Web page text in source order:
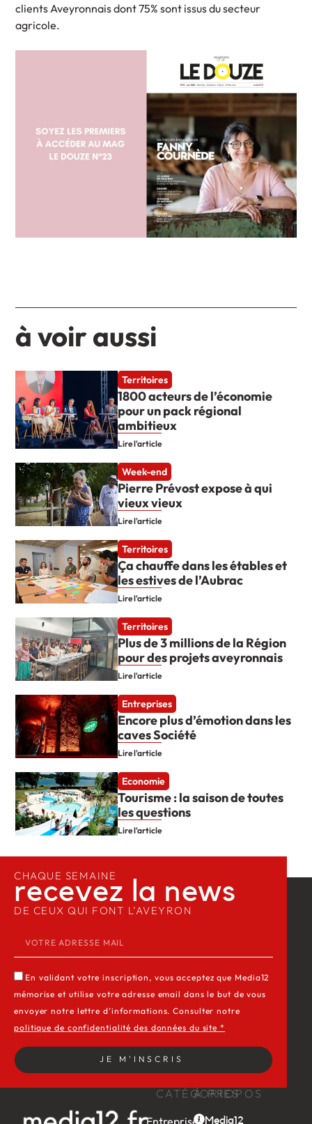
clients Aveyronnais dont 75% sont issus du secteur
agricole.
à voir aussi
Territoires
1800 acteurs de l’économie
pour un pack régional
ambitieux
Lire l'article
Week-end
Pierre Prévost expose à qui
vieux vieux
Lire l'article
Territoires
Ça chauffe dans les étables et
les estives de l’Aubrac
Lire l'article
Territoires
Plus de 3 millions de la Région
pour des projets aveyronnais
Lire l'article
Entreprises
Encore plus d’émotion dans les
caves Société
Lire l'article
Economie
Tourisme : la saison de toutes
les questions
Lire l'article
CATÉGORIES
Entreprises
À PROPOS
Media12
CHAQUE SEMAINE
recevez la news​
DE CEUX QUI FONT L’AVEYRON
En validant votre inscription, vous acceptez que Media12
mémorise et utilise votre adresse email dans le but de vous
envoyer notre lettre d’informations. Consulter notre
politique de confidentialité des données du site *
JE M'INSCRIS